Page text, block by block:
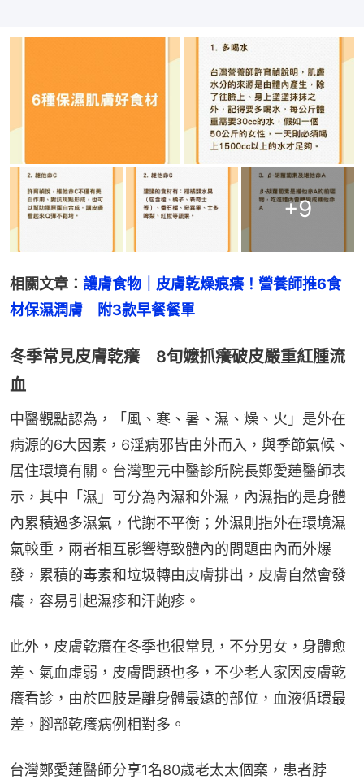
+9
相關文章： 護膚食物｜皮膚乾燥痕癢！營養師推6食
材保濕潤膚　附3款早餐餐單
冬季常見皮膚乾癢 8旬嬤抓癢破皮嚴重紅腫流
血
中醫觀點認為，「風、寒、暑、濕、燥、火」是外在
病源的6大因素，6淫病邪皆由外而入，與季節氣候、
居住環境有關。台灣聖元中醫診所院長鄭愛蓮醫師表
示，其中「濕」可分為內濕和外濕，內濕指的是身體
內累積過多濕氣，代謝不平衡；外濕則指外在環境濕
氣較重，兩者相互影響導致體內的問題由內而外爆
發，累積的毒素和垃圾轉由皮膚排出，皮膚自然會發
癢，容易引起濕疹和汗皰疹。
此外，皮膚乾癢在冬季也很常見，不分男女，身體愈
差、氣血虛弱，皮膚問題也多，不少老人家因皮膚乾
癢看診，由於四肢是離身體最遠的部位，血液循環最
差，腳部乾癢病例相對多。
台灣鄭愛蓮醫師分享1名80歲老太太個案，患者脖